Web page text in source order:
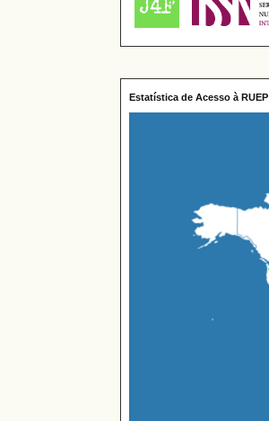
Estatística de Acesso à RUEP